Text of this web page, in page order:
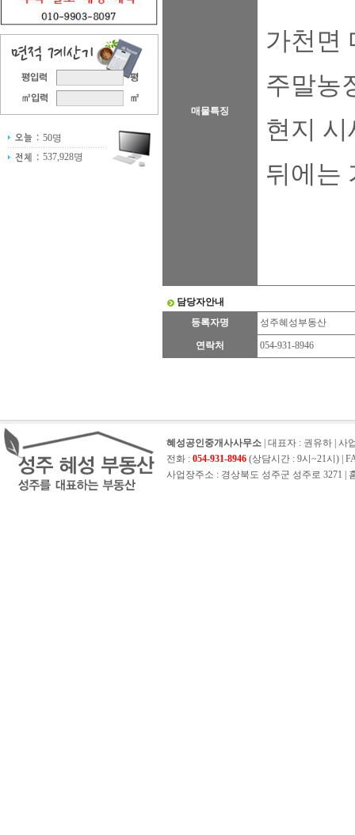
50명
537,928명
매물특징
가천면
주말농
현지
뒤에는
담당자안내
등록자명
성주혜성부동산
연락처 054-931-8946
혜성공인중개사사무소 | 대표자 : 권유하 | 사
전화 : 054-931-8946 (상담시간 : 9시~21시) |
사업장주소 : 경상북도 성주군 성주로 3271 |